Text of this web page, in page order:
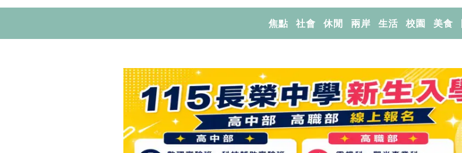
焦點 社會 休閒 兩岸 生活 校園 美食